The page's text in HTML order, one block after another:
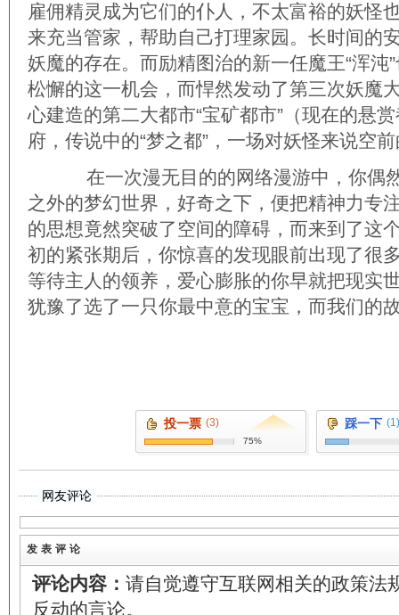
雇佣精灵成为它们的仆人，不太富裕的妖怪
来充当管家，帮助自己打理家园。长时间的
妖魔的存在。而励精图治的新一任魔王“浑沌
松懈的这一机会，而悍然发动了第三次妖魔
心建造的第二大都市“宝矿都市”（现在的悬
府，传说中的“梦之都”，一场对妖怪来说空
在一次漫无目的的网络漫游中，你偶
之外的梦幻世界，好奇之下，便把精神力专
的思想竟然突破了空间的障碍，而来到了这
初的紧张期后，你惊喜的发现眼前出现了很
等待主人的领养，爱心膨胀的你早就把现实
犹豫了选了一只你最中意的宝宝，而我们
投一票 (3)
75%
踩一下 (1)
网友评论
发表评论
评论内容： 请自觉遵守互联网相关的政策法
反动的言论。